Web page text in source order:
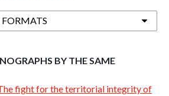
BY THE SAME
fight for the territorial integrity of